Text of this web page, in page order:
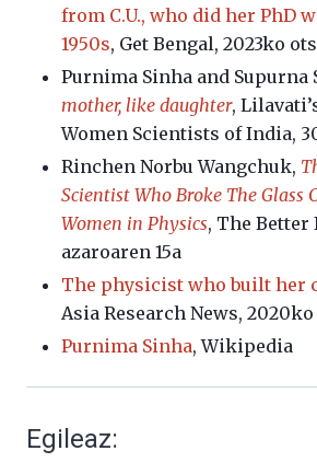
from C.U., who did her PhD
1950s, Get Bengal, 2023ko
Purnima Sinha and Supurna
mother, like daughter,
Women Scientists of India,
Rinchen Norbu Wangchuk,
Scientist Who Broke The Glass
Women in Physics, The Better
azaroaren 15a
The physicist who built her
Asia Research News,
Purnima Sinha, Wikipedia
Egileaz: